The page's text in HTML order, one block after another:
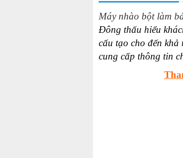
Máy nhào bột làm
Đông thấu hiểu
cấu tạo cho đến
cung cấp thông tin
DÂY CHUYỀN LÀM BÁNH MÌ
DÂY CHUYỀN LÀM BÁNH NGỌT